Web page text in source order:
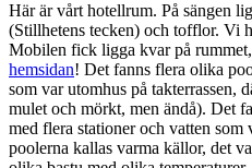
Här är vårt hotellrum. På sängen
(Stillhetens tecken) och tofflor. Vi
Mobilen fick ligga kvar på
hemsidan! Det fanns flera olika
som var utomhus på takterrassen,
mulet och mörkt, men ändå). Det
med flera stationer och vatten som
poolerna kallas varma källor, det